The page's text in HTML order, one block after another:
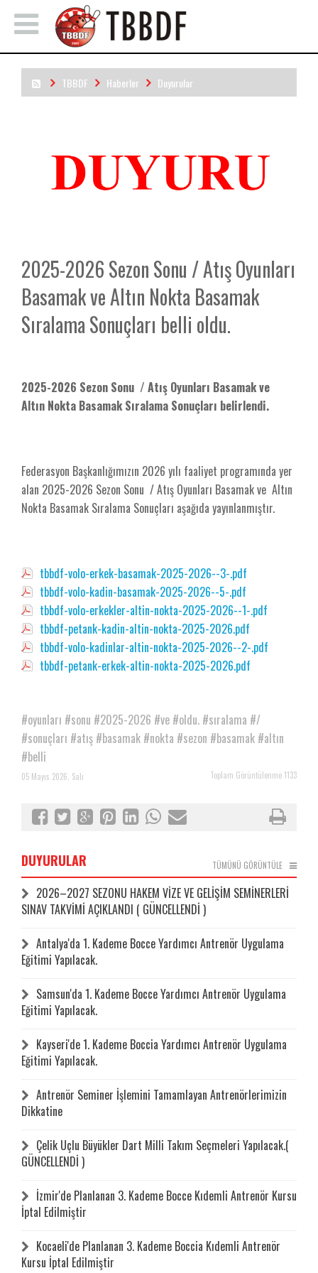
TBBDF Haberler
Duyurular
2025-2026 Sezon Sonu / Atış Oyunları
Basamak ve Altın Nokta Basamak
Sıralama Sonuçları belli oldu.
2025-2026 Sezon Sonu / Atış Oyunları Basamak ve
Altın Nokta Basamak Sıralama Sonuçları belirlendi.
Federasyon Başkanlığımızın 2026 yılı faaliyet programında yer
alan 2025-2026 Sezon Sonu / Atış Oyunları Basamak ve Altın
Nokta Basamak Sıralama Sonuçları aşağıda yayınlanmıştır.
tbbdf-volo-erkek-basamak-2025-2026--3-.pdf
tbbdf-volo-kadin-basamak-2025-2026--5-.pdf
tbbdf-volo-erkekler-altin-nokta-2025-2026--1-.pdf
tbbdf-petank-kadin-altin-nokta-2025-2026.pdf
tbbdf-volo-kadinlar-altin-nokta-2025-2026--2-.pdf
tbbdf-petank-erkek-altin-nokta-2025-2026.pdf
#oyunları #sonu #2025-2026 #ve #oldu. #sıralama #/
#sonuçları #atış #basamak #nokta #sezon #basamak #altın
#belli
Toplam Görüntülenme 1133
05 Mayıs 2026, Salı
TÜMÜNÜ GÖRÜNTÜLE
DUYURULAR
2026–2027 SEZONU HAKEM VİZE VE GELİŞİM SEMİNERLERİ
SINAV TAKVİMİ AÇIKLANDI ( GÜNCELLENDİ )
Antalya'da 1. Kademe Bocce Yardımcı Antrenör Uygulama
Eğitimi Yapılacak.
Samsun'da 1. Kademe Bocce Yardımcı Antrenör Uygulama
Eğitimi Yapılacak.
Kayseri'de 1. Kademe Boccia Yardımcı Antrenör Uygulama
Eğitimi Yapılacak.
Antrenör Seminer İşlemini Tamamlayan Antrenörlerimizin
Dikkatine
Çelik Uçlu Büyükler Dart Milli Takım Seçmeleri Yapılacak.(
GÜNCELLENDİ )
İzmir'de Planlanan 3. Kademe Bocce Kıdemli Antrenör Kursu
İptal Edilmiştir
Kocaeli'de Planlanan 3. Kademe Boccia Kıdemli Antrenör
Kursu İptal Edilmiştir